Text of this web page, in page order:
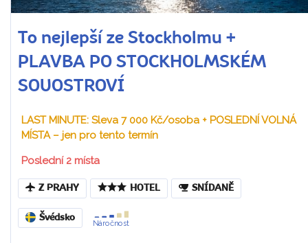
To nejlepší ze Stockholmu +
PLAVBA PO STOCKHOLMSKÉM
SOUOSTROVÍ
LAST MINUTE: Sleva 7 000 Kč/osoba + POSLEDNÍ VOLNÁ
MÍSTA – jen pro tento termín
Poslední 2 místa
Z PRAHY HOTEL SNÍDANĚ
Švédsko
Náročnost